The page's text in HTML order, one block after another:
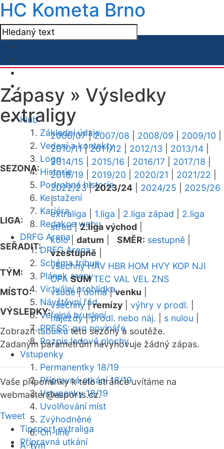
HC Kometa Brno
Klub
Základní údaje
Vedení a kontakty
Logo
Historie
Podrobná historie
Ke stažení
Kariéra
Redakce webu
DRFG Arena
DRFG Arena
Schéma tribun
Plánek areny
Virtuální prohlídka
Návštěvní řád
Veřejné bruslení
PRESS: pro novináře
Rozpis ledové plochy
Vstupenky
Permanentky 18/19
Přípravná utkání 18/19
Vstupenky 18/19
Uvolňování míst
Zvýhodněné
On-line
A-tým
Zápasy » Výsledky
extraligy
SEZONA:
2006/07|2007/08 2008/09 2009/10
2010/11|2011/12 2012/13 2013/14
2014/15
2015/16 2016/17 2017/18
2018/19
2019/20 2020/21 2021/22
2022/23|2023/24 2024/25
2025/26
|
LIGA:
extraliga 1.liga 2.liga západ
2.liga
střed|2.liga východ
SEŘADIT:
kolo| datum SMĚR: sestupně
vzestupně
TÝM:
všechny HAV HBR HOM HVY KOP NJI
OPA SUM TEC VAL VEL ZNS
MÍSTO:
všude|doma|venku
VÝSLEDKY:
všechny|remízy výhry v prodl.
nájezdy|prodl. nebo náj. s nulou
Zobrazittabulkutéto sezóny a soutěže.
Zadaným parametrům nevyhovuje žádný zápas.
Vaše připomínky k této stránce uvítáme na
webmaster@esports.cz.
Tweet
Tipsport extraliga
Přípravná utkání